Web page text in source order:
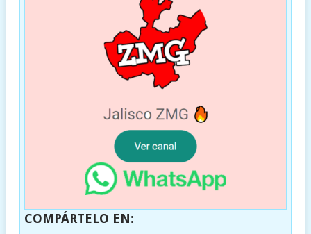
COMPÁRTELO EN: